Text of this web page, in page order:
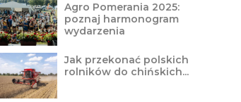
Agro Pomerania 2025:
poznaj harmonogram
wydarzenia
Jak przekonać polskich
rolników do chińskich...